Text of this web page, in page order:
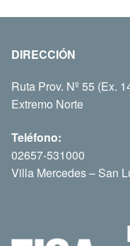
DIRECCIÓN
Ruta Prov. Nº 55 (Ex.
Extremo Norte
Teléfono:
02657-531000
Villa Mercedes – San